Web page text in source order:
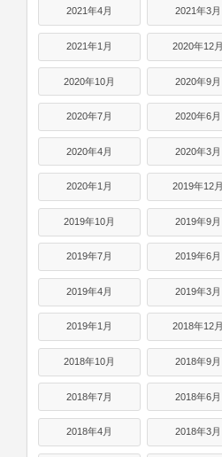
2021年4月 2021年3月
2021年1月 2020年12月
2020年10月 2020年9月
2020年7月 2020年6月
2020年4月 2020年3月
2020年1月 2019年12月
2019年10月 2019年9月
2019年7月 2019年6月
2019年4月 2019年3月
2019年1月 2018年12月
2018年10月 2018年9月
2018年7月 2018年6月
2018年4月 2018年3月